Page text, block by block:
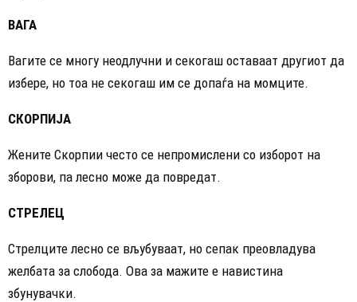
ВАГА
Вагите се многу неодлучни и секогаш оставаат другиот да
избере, но тоа не секогаш им се допаѓа на момците.
СКОРПИЈА
Жените Скорпии често се непромислени со изборот на
зборови, па лесно може да повредат.
СТРЕЛЕЦ
Стрелците лесно се вљубуваат, но сепак преовладува
желбата за слобода. Ова за мажите е навистина
збунувачки.